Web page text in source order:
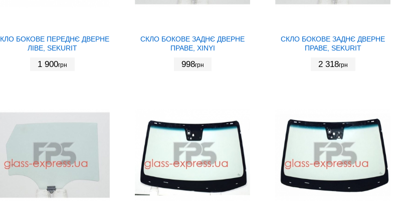
БОКОВЕ ПЕРЕДНЄ ДВЕРНЕ
ЛІВЕ, SEKURIT
1 900грн
СКЛО БОКОВЕ ЗАДНЄ ДВЕРНЕ
ПРАВЕ, XINYI
998грн
СКЛО БОКОВЕ ЗАДНЄ ДВЕРНЕ
ПРАВЕ, SEKURIT
2 318грн